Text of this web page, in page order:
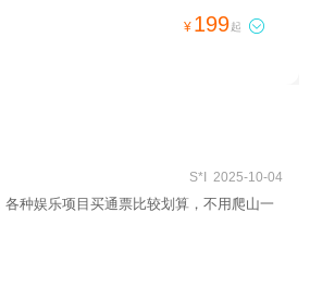
¥ 199起 
S*I 2025-10-04
种娱乐项目买通票比较划算，不用爬山一